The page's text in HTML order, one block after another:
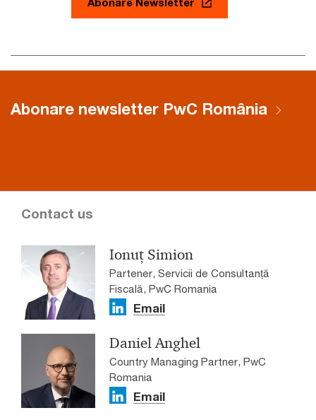
Abonare newsletter PwC România
Contact us
Ionuț Simion
Partener, Servicii de Consultanță
Fiscală, PwC Romania
Email
Daniel Anghel
Country Managing Partner, PwC
Romania
Email